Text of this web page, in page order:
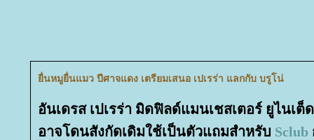
ื่นหมูยื่นแมว ปีศาจแดง เตรียมเสนอ เปเรร่า แลกกับ บรูโน่
อันเดรส เปเรร่า มิดฟิลด์แมนเชสเตอร์ ยูไนเต็
อาจโดนสังกัดเดิมใช้เป็นตัวแถมสำหรับ Sclub